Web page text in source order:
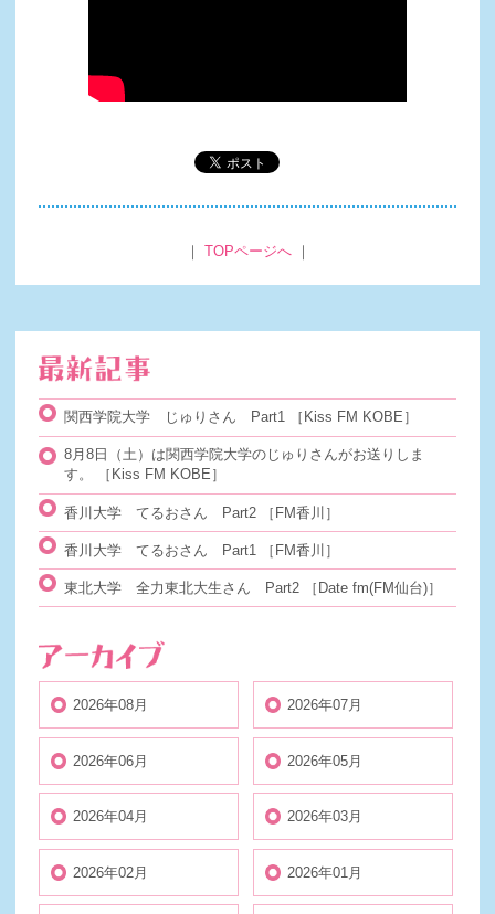
｜ TOPページへ｜
関西学院大学 じゅりさん Part1 ［Kiss FM KOBE］
8月8日（土）は関西学院大学のじゅりさんがお送りしま
す。
［Kiss FM KOBE］
香川大学 てるおさん Part2 ［FM香川］
香川大学 てるおさん Part1 ［FM香川］
東北大学 全力東北大生さん Part2 ［Date fm(FM仙台)］
2026年08月 2026年07月
2026年06月 2026年05月
2026年04月 2026年03月
2026年02月 2026年01月